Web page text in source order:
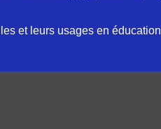
et leurs usages en éducation